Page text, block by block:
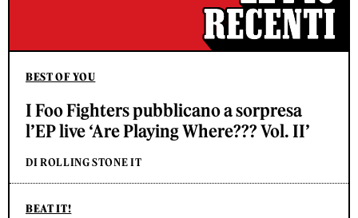
BEST OF YOU
I Foo Fighters pubblicano a sorpresa
l’EP live ‘Are Playing Where??? Vol. II’
DI ROLLING STONE IT
BEAT IT!